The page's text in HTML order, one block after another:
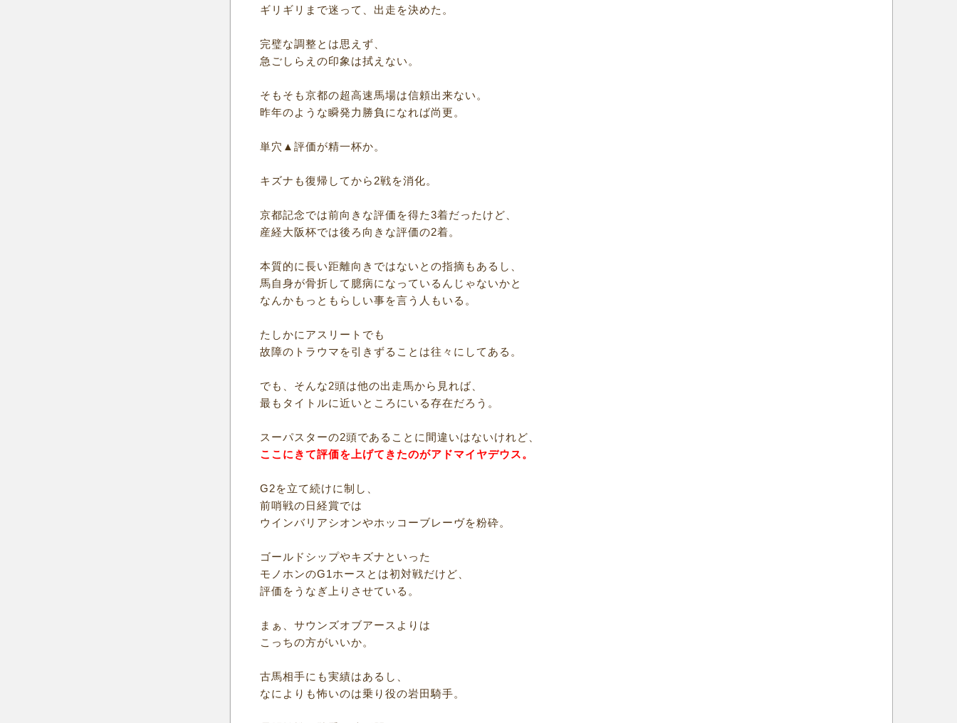
ギリギリまで迷って、出走を決めた。
完璧な調整とは思えず、
急ごしらえの印象は拭えない。
そもそも京都の超高速馬場は信頼出来ない。
昨年のような瞬発力勝負になれば尚更。
単穴▲評価が精一杯か。
キズナも復帰してから2戦を消化。
京都記念では前向きな評価を得た3着だったけど、
産経大阪杯では後ろ向きな評価の2着。
本質的に長い距離向きではないとの指摘もあるし、
馬自身が骨折して臆病になっているんじゃないかと
なんかもっともらしい事を言う人もいる。
たしかにアスリートでも
故障のトラウマを引きずることは往々にしてある。
でも、そんな2頭は他の出走馬から見れば、
最もタイトルに近いところにいる存在だろう。
スーパスターの2頭であることに間違いはないけれど、
ここにきて評価を上げてきたのがアドマイヤデウス。
G2を立て続けに制し、
前哨戦の日経賞では
ウインバリアシオンやホッコーブレーヴを粉砕。
ゴールドシップやキズナといった
モノホンのG1ホースとは初対戦だけど、
評価をうなぎ上りさせている。
まぁ、サウンズオブアースよりは
こっちの方がいいか。
古馬相手にも実績はあるし、
なによりも怖いのは乗り役の岩田騎手。